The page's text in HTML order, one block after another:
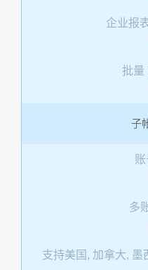
企业报
批量
子
多
支持美国, 加拿大, 墨